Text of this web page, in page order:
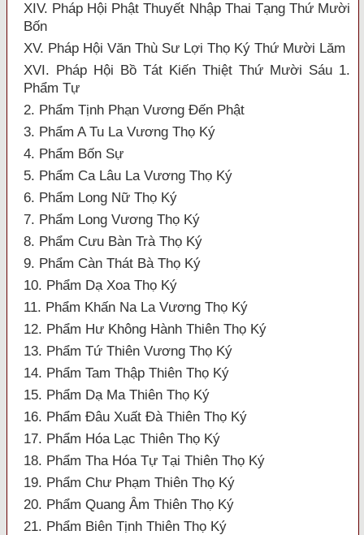
XIV. Pháp Hội Phật Thuyết Nhập Thai Tạng Thứ Mười
Bốn
XV. Pháp Hội Văn Thù Sư Lợi Thọ Ký Thứ Mười Lăm
XVI. Pháp Hội Bồ Tát Kiến Thiệt Thứ Mười Sáu 1.
Phẩm Tự
2. Phẩm Tịnh Phạn Vương Đến Phật
3. Phẩm A Tu La Vương Thọ Ký
4. Phẩm Bốn Sự
5. Phẩm Ca Lâu La Vương Thọ Ký
6. Phẩm Long Nữ Thọ Ký
7. Phẩm Long Vương Thọ Ký
8. Phẩm Cưu Bàn Trà Thọ Ký
9. Phẩm Càn Thát Bà Thọ Ký
10. Phẩm Dạ Xoa Thọ Ký
11. Phẩm Khấn Na La Vương Thọ Ký
12. Phẩm Hư Không Hành Thiên Thọ Ký
13. Phẩm Tứ Thiên Vương Thọ Ký
14. Phẩm Tam Thập Thiên Thọ Ký
15. Phẩm Dạ Ma Thiên Thọ Ký
16. Phẩm Đâu Xuất Đà Thiên Thọ Ký
17. Phẩm Hóa Lạc Thiên Thọ Ký
18. Phẩm Tha Hóa Tự Tại Thiên Thọ Ký
19. Phẩm Chư Phạm Thiên Thọ Ký
20. Phẩm Quang Âm Thiên Thọ Ký
21. Phẩm Biên Tịnh Thiên Thọ Ký